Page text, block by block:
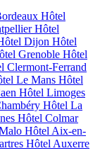
Hôtel
Hôtel
Dijon Hôtel
Grenoble Hôtel
Clermont-Ferrand
Le Mans Hôtel
Hôtel Limoges
Hôtel La
Hôtel Colmar
Hôtel Aix-en-
Hôtel Auxerre